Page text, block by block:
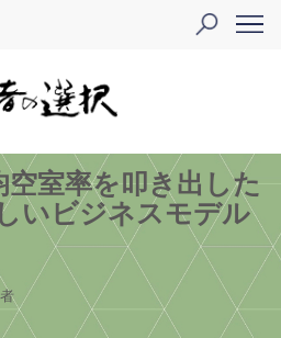
室率を叩き出した
いビジネスモデル